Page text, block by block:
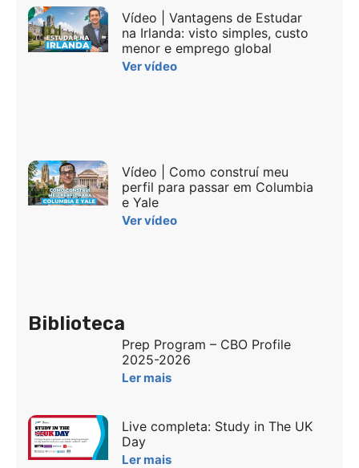
Vídeo | Vantagens de Estudar
na Irlanda: visto simples, custo
menor e emprego global
Ver vídeo
Vídeo | Como construí meu
perfil para passar em Columbia
e Yale
Ver vídeo
Biblioteca
Prep Program – CBO Profile
2025-2026
Ler mais
Live completa: Study in The UK
Day
Ler mais